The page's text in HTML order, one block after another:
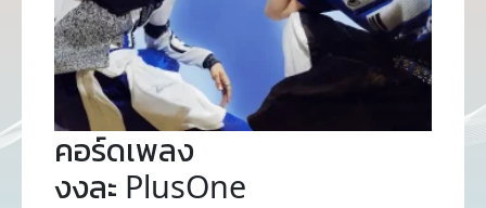
คอร์ดเพลง
งงละ PlusOne